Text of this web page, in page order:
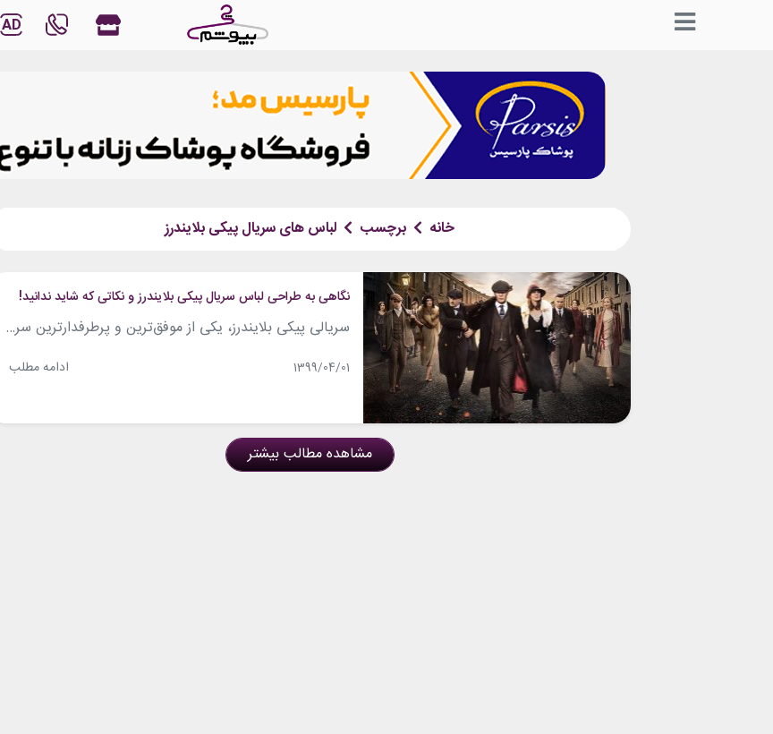
AD
خانه برچسب لباس های سریال پیکی بلایندرز
نگاهی به طراحی لباس سریال پیکی بلایندرز و نکاتی که شاید ندانید!
سریالی پیکی بلایندرز، یکی از موفق‌ترین و پرطرفدارترین سریال‌های چند سال اخیر است؛ سریالی بریتانیایی که از شبکه BBC پخش می‌شود، با امتیاز ۸٫۸ در IMDB، درباره یک گروه گانگستری در قرن بیستم میلادی در لندن، قلب انگلستان و شهر بیرمنگام است. طراحی لباس این فیلم برعهده آلیسون مک‌کاش است. در طراحی لباس این فیلم،...
1399/04/01 ادامه مطلب
مشاهده مطالب بیشتر